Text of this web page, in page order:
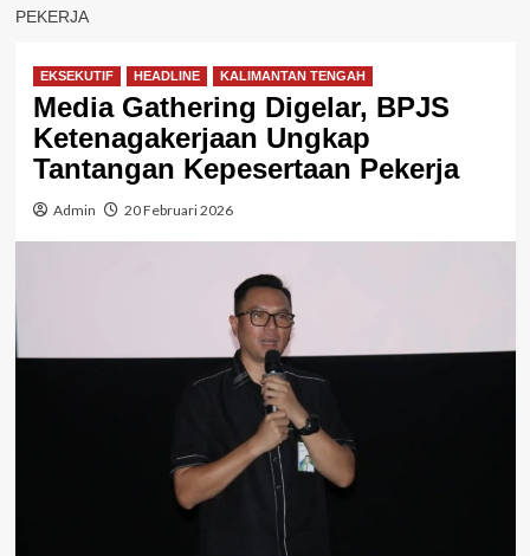
PEKERJA
EKSEKUTIF HEADLINE KALIMANTAN TENGAH
Media Gathering Digelar, BPJS
Ketenagakerjaan Ungkap
Tantangan Kepesertaan Pekerja
Admin 20 Februari 2026